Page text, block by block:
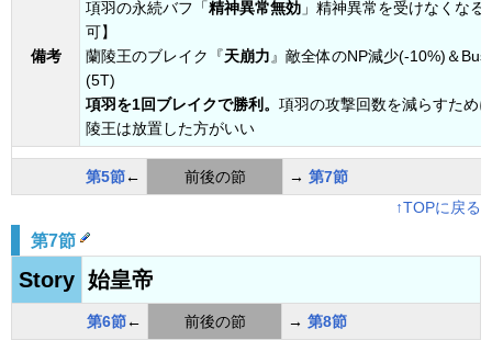
備考
項羽の永続バフ「精神異常無効 」精神異常を受けなくなる
可】
蘭陵王のブレイク『天崩力 』敵全体のNP減少(-10%)＆
(5T)
項羽を1回ブレイクで勝利。 項羽の攻撃回数を減らすため
陵王は放置した方がいい
第5節← 前後の節 → 第7節
↑TOPに戻る
第7節
Story 始皇帝
第6節← 前後の節 → 第8節